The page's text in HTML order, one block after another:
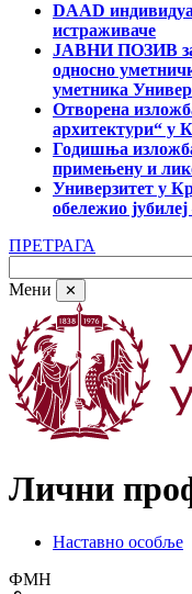
DAAD
истраживаче
ЈАВНИ ПОЗИВ за
односно
уметника
Отворена
архитектури“ у
Годишња
примењену и
Универзитет у
обележио
ПРЕТРАГА
Мени ✕
Лични
Наставно особље
ФМН